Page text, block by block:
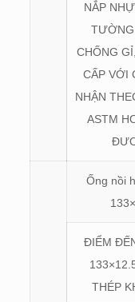
NẮP
CHỐNG
CẤP VỚI
NHẬN
ASTM
Ống nồi
ĐIỂM
THÉP